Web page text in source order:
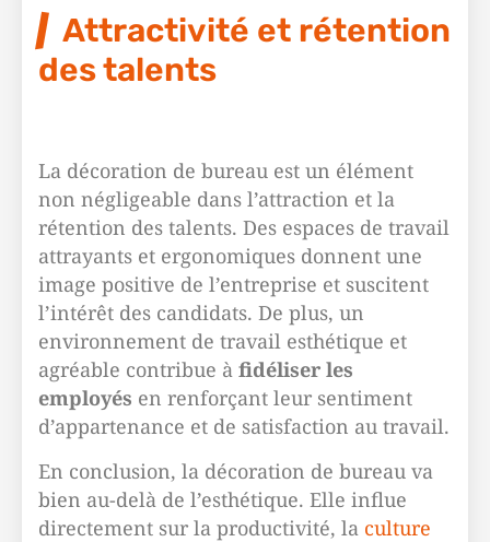
Attractivité et rétention
des talents
La décoration de bureau est un élément
non négligeable dans l’attraction et la
rétention des talents. Des espaces de travail
attrayants et ergonomiques donnent une
image positive de l’entreprise et suscitent
l’intérêt des candidats. De plus, un
environnement de travail esthétique et
agréable contribue à fidéliser les
employés en renforçant leur sentiment
d’appartenance et de satisfaction au travail.
En conclusion, la décoration de bureau va
bien au-delà de l’esthétique. Elle influe
directement sur la productivité, la culture